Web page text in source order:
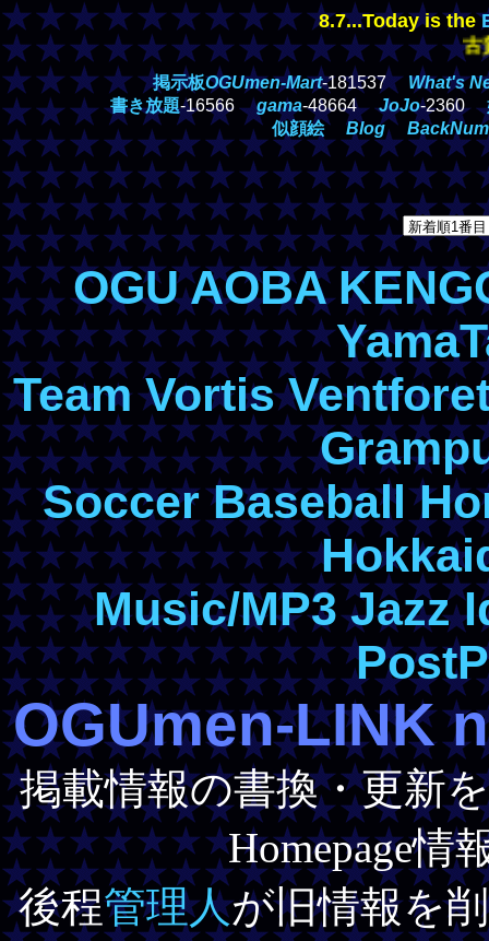
8.7...Today is the
古賀誠
掲示板OGUmen-Mart-181537 What's
書き放題-16566gama-48664JoJo-2360
似顔絵
Blog
OGU AOBA
Team Vortis
Soccer Baseball
Music/MP3 Jazz
OGUmen-LINK
掲載情報の書換・更新
Homepage情
後程管理人が旧情報を